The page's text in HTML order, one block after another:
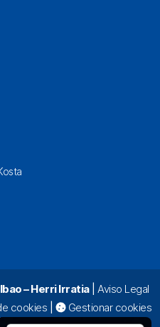
– Herri Irratia| Aviso Legal
cookies
Gestionar cookies